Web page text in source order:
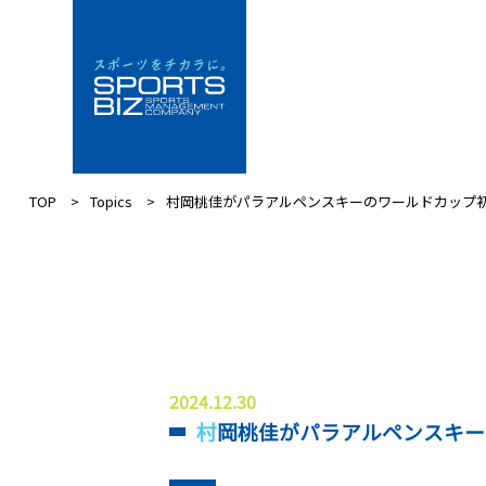
TOP Topics 村岡桃佳がパラアルペンスキーのワールドカップ
2024.12.30
村岡桃佳がパラアルペンス